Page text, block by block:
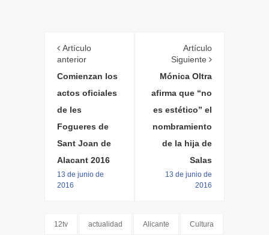
Artículo
anterior
Comienzan los
actos oficiales
de les
Fogueres de
Sant Joan de
Alacant 2016
13 de junio de
2016
Artículo
Siguiente
Mónica Oltra
afirma que “no
es estético” el
nombramiento
de la hija de
Salas
13 de junio de
2016
12tv actualidad Alicante Cultura